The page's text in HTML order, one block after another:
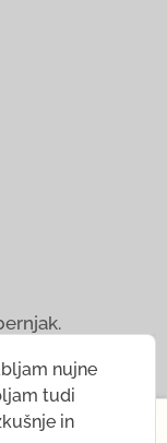
E
Tafra.
nujne
tudi
in